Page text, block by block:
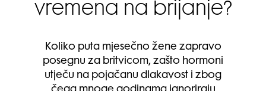
vremena na brijanje?
Koliko puta mjesečno žene zapravo
posegnu za britvicom, zašto hormoni
utječu na pojačanu dlakavost i zbog